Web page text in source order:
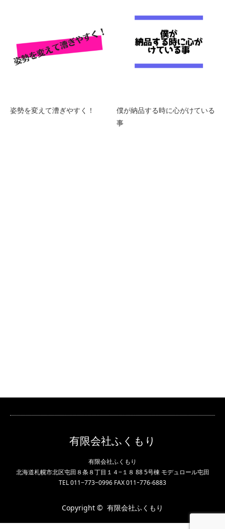
姿勢を変えて漕ぎやすく！
僕が納品する時に心がけている
事
有限会社ふくもり
有限会社ふくもり
北海道札幌市北区屯田８条８丁目１４−１８ 88 5号棟 モデュロール屯田
TEL 011−773−0996 FAX 011ｰ776-6883
Copyright © 有限会社ふくもり